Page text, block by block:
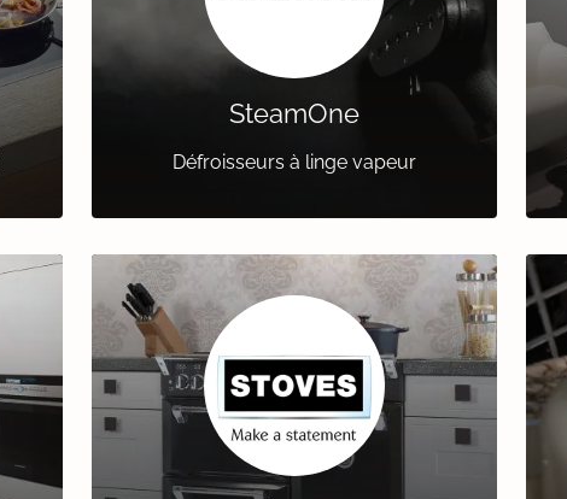
SteamOne
Défroisseurs à linge vapeur